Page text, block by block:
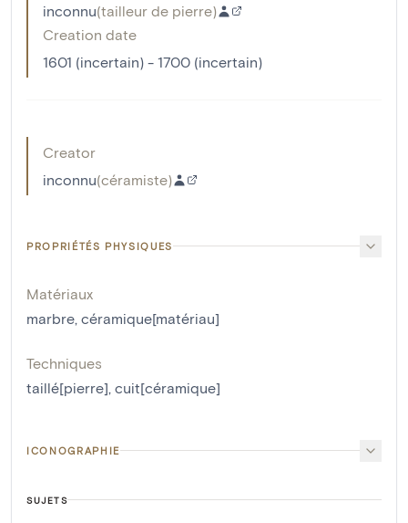
inconnu(tailleur de pierre)
Creation date
1601 (incertain) - 1700 (incertain)
Creator
inconnu(céramiste)
PROPRIÉTÉS PHYSIQUES
Matériaux
marbre céramique[matériau]
Techniques
taillé[pierre] cuit[céramique]
ICONOGRAPHIE
SUJETS